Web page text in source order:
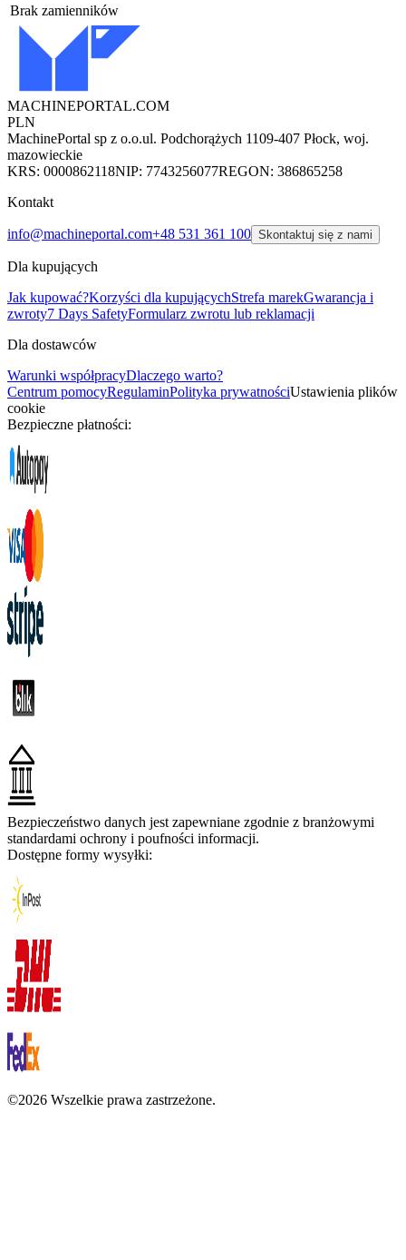
Brak zamienników
MACHINEPORTAL.COM
PLN
MachinePortal sp z o.o.ul. Podchorążych 1109-407 Płock, woj.
mazowieckie
KRS: 0000862118NIP: 7743256077REGON: 386865258
Kontakt
info@machineportal.com+48 531 361 100 Skontaktuj się z nami
Dla kupujących
Jak kupować?Korzyści dla kupującychStrefa marekGwarancja i
zwroty7 Days SafetyFormularz zwrotu lub reklamacji
Dla dostawców
Warunki współpracyDlaczego warto?
Centrum pomocyRegulaminPolityka prywatnościUstawienia plików
cookie
Bezpieczne płatności:
Bezpieczeństwo danych jest zapewniane zgodnie z branżowymi
standardami ochrony i poufności informacji.
Dostępne formy wysyłki:
©2026 Wszelkie prawa zastrzeżone.